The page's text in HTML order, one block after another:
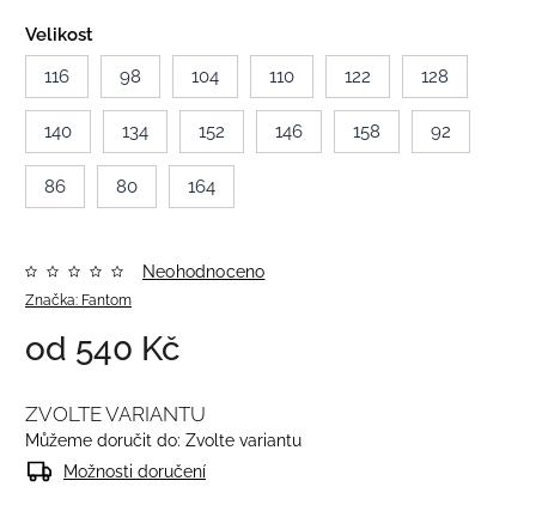
Velikost
116
98 104 110 122 128
140 134 152 146 158 92
86 80 164
Značka: Fantom
Neohodnoceno
od 540 Kč
ZVOLTE VARIANTU
Můžeme doručit do: Zvolte variantu
Možnosti doručení